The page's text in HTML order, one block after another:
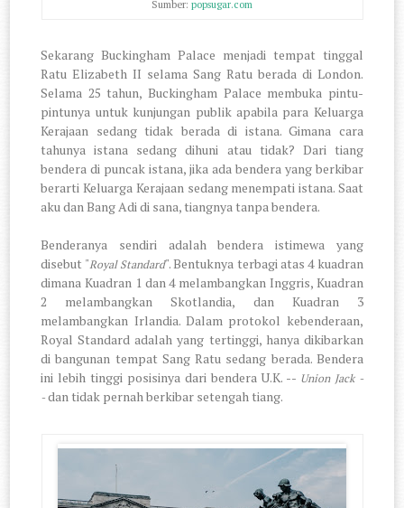
Sumber: popsugar.com
Sekarang Buckingham Palace menjadi tempat tinggal
Ratu Elizabeth II selama Sang Ratu berada di London.
Selama 25 tahun, Buckingham Palace membuka pintu-
pintunya untuk kunjungan publik apabila para Keluarga
Kerajaan sedang tidak berada di istana. Gimana cara
tahunya istana sedang dihuni atau tidak? Dari tiang
bendera di puncak istana, jika ada bendera yang berkibar
berarti Keluarga Kerajaan sedang menempati istana. Saat
aku dan Bang Adi di sana, tiangnya tanpa bendera.
Benderanya sendiri adalah bendera istimewa yang
disebut "Royal Standard". Bentuknya terbagi atas 4 kuadran
dimana Kuadran 1 dan 4 melambangkan Inggris, Kuadran
2 melambangkan Skotlandia, dan Kuadran 3
melambangkan Irlandia. Dalam protokol kebenderaan,
Royal Standard adalah yang tertinggi, hanya dikibarkan
di bangunan tempat Sang Ratu sedang berada. Bendera
ini lebih tinggi posisinya dari bendera U.K. -- Union Jack -
-dan tidak pernah berkibar setengah tiang.